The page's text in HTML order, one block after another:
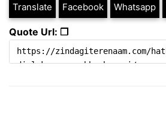
Translate Facebook Whatsapp
Quote Url: ❐